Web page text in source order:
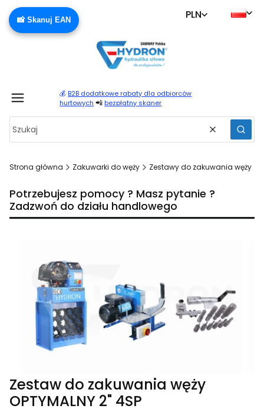
📸 Skanuj EAN PLN
💰 B2B dodatkowe rabaty dla odbiorców
hurtowych 📲 bezpłatny skaner
Wyczyść
Strona główna Zakuwarki do węży Zestawy do zakuwania węży
Potrzebujesz pomocy ? Masz pytanie ?
Zadzwoń do działu handlowego
Zestaw do zakuwania węży
OPTYMALNY 2" 4SP